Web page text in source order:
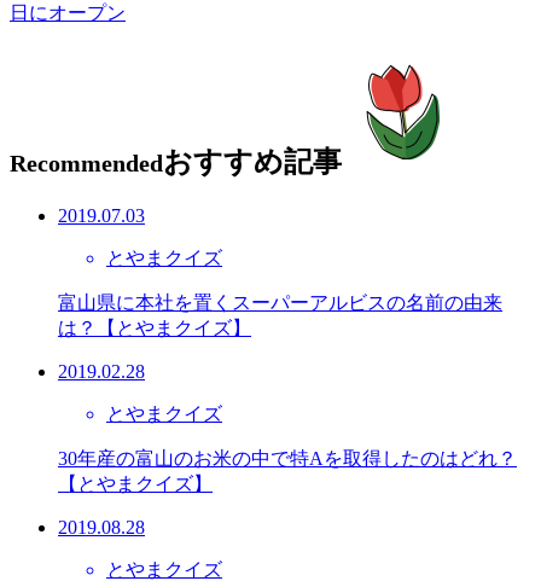
日にオープン
Recommendedおすすめ記事
2019.07.03
とやまクイズ
富山県に本社を置くスーパーアルビスの名前の由来
は？【とやまクイズ】
2019.02.28
とやまクイズ
30年産の富山のお米の中で特Aを取得したのはどれ？
【とやまクイズ】
2019.08.28
とやまクイズ